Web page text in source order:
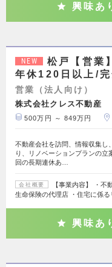
興味あ
NEW
松戸【営業
年休120日以上/完
営業（法人向け）
株式会社クレス不動産
500万円 ～ 849万円
不動産会社を訪問、情報収集し
り、リノベーションプランの立
回の長期連休あ…
会社概要
【事業内容】 ・不
生命保険の代理店 ・住宅に係
興味あ